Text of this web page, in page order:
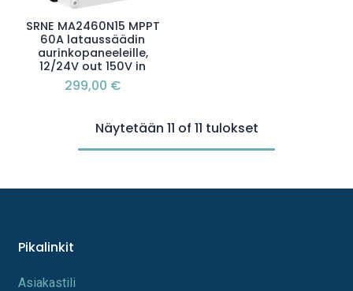
SRNE MA2460N15 MPPT
60A lataussäädin
aurinkopaneeleille,
12/24V out 150V in
299,00 €
Näytetään 11 of 11 tulokset
Pikalinkit
A​s​iakastili